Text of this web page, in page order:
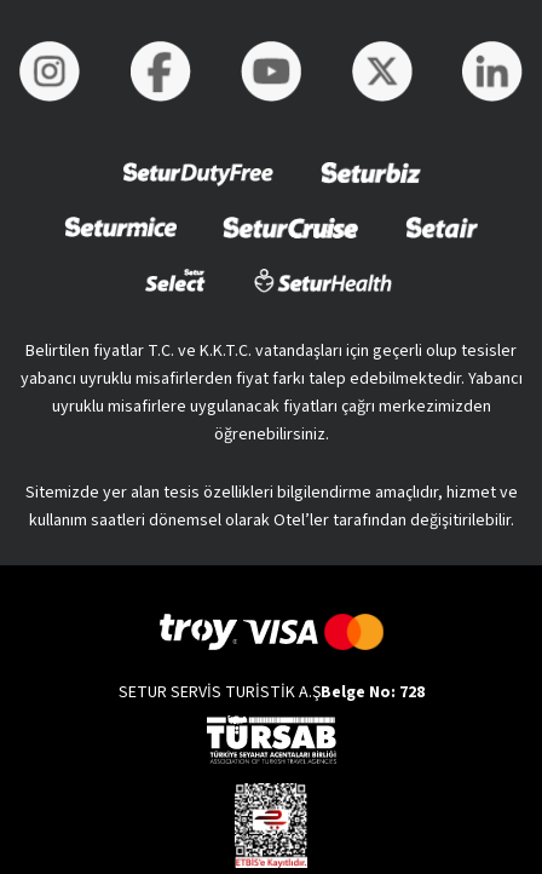
Belirtilen fiyatlar T.C. ve K.K.T.C. vatandaşları için geçerli olup tesisler
yabancı uyruklu misafirlerden fiyat farkı talep edebilmektedir. Yabancı
uyruklu misafirlere uygulanacak fiyatları çağrı merkezimizden
öğrenebilirsiniz.
Sitemizde yer alan tesis özellikleri bilgilendirme amaçlıdır, hizmet ve
kullanım saatleri dönemsel olarak Otel’ler tarafından değişitirilebilir.
SETUR SERVİS TURİSTİK A.ŞBelge No: 728